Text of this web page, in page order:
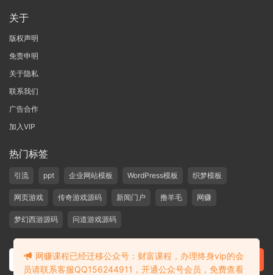
关于
版权声明
免责申明
关于隐私
联系我们
广告合作
加入VIP
热门标签
引流 ppt 企业网站模板 WordPress模板 织梦模板
网页游戏 传奇游戏源码 新闻门户 撸羊毛 网赚
梦幻西游源码 问道游戏源码
网赚课程已经迁移公众号：财富课程，办理终身vip的会
员请联系客服QQ156244911，开通公众号会员，免费查看